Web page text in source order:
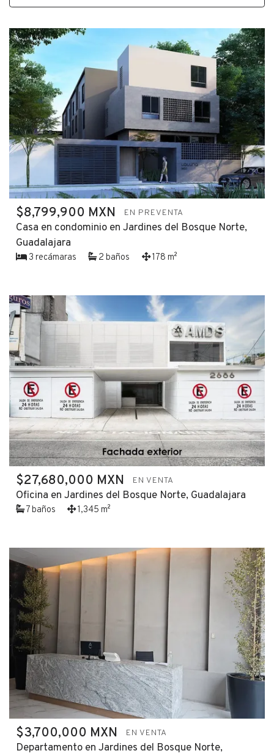
$8,799,900 MXN EN PREVENTA
Casa en condominio en Jardines del Bosque Norte,
Guadalajara
3 recámaras 2 baños 178 m²
$27,680,000 MXN EN VENTA
Oficina en Jardines del Bosque Norte, Guadalajara
7 baños 1,345 m²
$3,700,000 MXN EN VENTA
Departamento en Jardines del Bosque Norte,